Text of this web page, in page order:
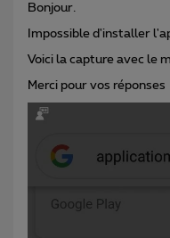
Bonjour.
Impossible d'installer
Voici la capture avec le
Merci pour vos réponses